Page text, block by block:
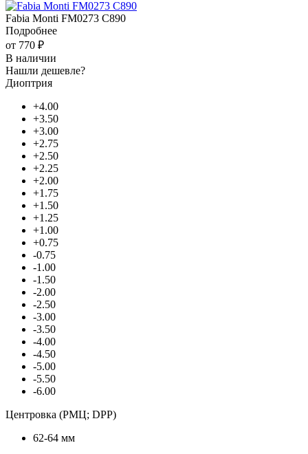
Fabia Monti FM0273 C890
Подробнее
от 770 ₽
В наличии
Нашли дешевле?
Диоптрия
+4.00
+3.50
+3.00
+2.75
+2.50
+2.25
+2.00
+1.75
+1.50
+1.25
+1.00
+0.75
-0.75
-1.00
-1.50
-2.00
-2.50
-3.00
-3.50
-4.00
-4.50
-5.00
-5.50
-6.00
Центровка (РМЦ; DPP)
62-64 мм